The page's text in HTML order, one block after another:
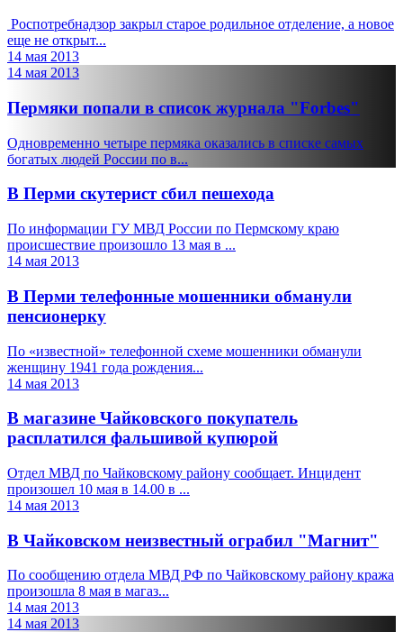
Роспотребнадзор закрыл старое родильное отделение, а новое
еще не открыт...
14 мая 2013
14 мая 2013
Пермяки попали в список журнала "Forbes"
Одновременно четыре пермяка оказались в списке самых
богатых людей России по в...
В Перми скутерист сбил пешехода
По информации ГУ МВД России по Пермскому краю
происшествие произошло 13 мая в ...
14 мая 2013
В Перми телефонные мошенники обманули
пенсионерку
По «известной» телефонной схеме мошенники обманули
женщину 1941 года рождения...
14 мая 2013
В магазине Чайковского покупатель
расплатился фальшивой купюрой
Отдел МВД по Чайковскому району сообщает. Инцидент
произошел 10 мая в 14.00 в ...
14 мая 2013
В Чайковском неизвестный ограбил "Магнит"
По сообщению отдела МВД РФ по Чайковскому району кража
произошла 8 мая в магаз...
14 мая 2013
14 мая 2013